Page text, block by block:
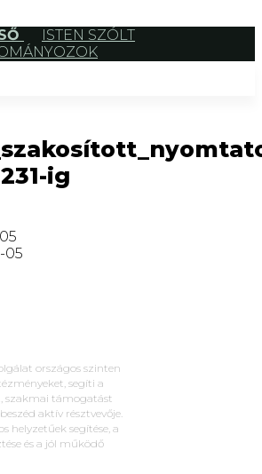
ISTEN SZÓLT
ig
05
országos szinten
segíti a
szakmai támogatást
aktív résztvevője.
helyzetűek segítése, a
és a jól működő